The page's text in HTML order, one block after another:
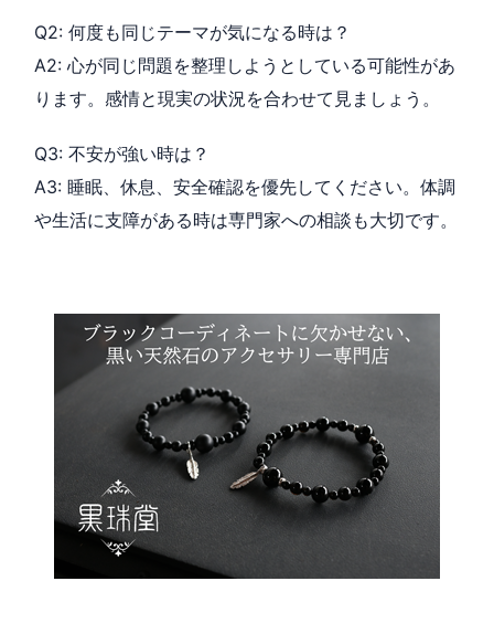
Q2: 何度も同じテーマが気になる時は？
A2: 心が同じ問題を整理しようとしている可能性があ
ります。感情と現実の状況を合わせて見ましょう。
Q3: 不安が強い時は？
A3: 睡眠、休息、安全確認を優先してください。体調
や生活に支障がある時は専門家への相談も大切です。